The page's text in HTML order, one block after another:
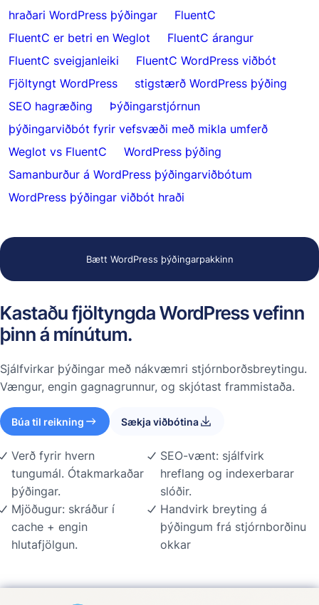
hraðari WordPress þýðingar
FluentC
FluentC er betri en Weglot
FluentC árangur
FluentC sveigjanleiki
FluentC WordPress viðbót
Fjöltyngt WordPress
stigstærð WordPress þýðing
SEO hagræðing
Þýðingarstjórnun
þýðingarviðbót fyrir vefsvæði með mikla umferð
Weglot vs FluentC
WordPress þýðing
Samanburður á WordPress þýðingarviðbótum
WordPress þýðingar viðbót hraði
Bætt WordPress þýðingarpakkinn
Kastaðu fjöltyngda WordPress vefinn
þinn á mínútum.
Sjálfvirkar þýðingar með nákvæmri stjórnborðsbreytingu.
Vængur, engin gagnagrunnur, og skjótast frammistaða.
Búa til reikning Sækja viðbótina
Verð fyrir hvern
tungumál. Ótakmarkaðar
þýðingar.
Mjöðugur: skráður í
cache + engin
hlutafjölgun.
SEO-vænt: sjálfvirk
hreflang og indexerbarar
slóðir.
Handvirk breyting á
þýðingum frá stjórnborðinu
okkar